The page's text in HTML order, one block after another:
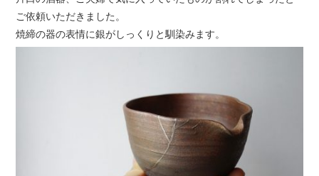
ご依頼いただきました。
焼締の器の表情に銀がしっくりと馴染みます。